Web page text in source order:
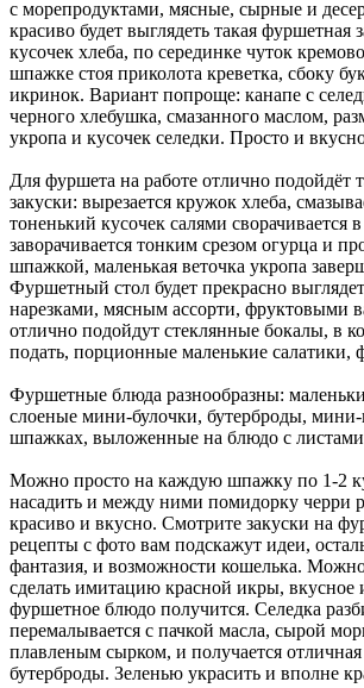
с морепродуктами, мясные, сырные и
красиво будет выглядеть такая фуршетная
кусочек хлеба, по серединке чуток
шпажке стоя приколота креветка, сбоку
икринок. Вариант попроще: канапе с
черного хлебушка, смазанного маслом,
укропа и кусочек селедки. Просто и
Для фуршета на работе отлично подойдёт
закуски: вырезается кружок хлеба,
тоненький кусочек салями сворачивается
заворачивается тонким срезом огурца и
шпажкой, маленькая веточка укропа
Фуршетный стол будет прекрасно
нарезками, мясным ассорти, фруктовыми
отлично подойдут стеклянные бокалы, в
подать, порционные маленькие салатики,
Фуршетные блюда разнообразны:
слоеные мини-булочки, бутерброды,
шпажках, выложенные на блюдо с листами
Можно просто на каждую шпажку по 1-2
насадить и между ними помидорку черри
красиво и вкусно. Смотрите закуски на
рецепты с фото вам подскажут идеи,
фантазия, и возможности кошелька. Можно
сделать имитацию красной икры, вкусное
фуршетное блюдо получится. Селедка
перемалывается с пачкой масла, сырой
плавленым сырком, и получается
бутерброды. Зеленью украсить и вполне